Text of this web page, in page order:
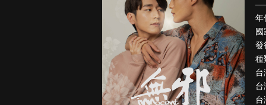
年
國
發
種
台
台
台